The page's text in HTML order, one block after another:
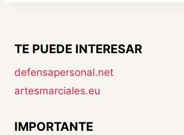
TE PUEDE INTERESAR
defensapersonal.net
artesmarciales.eu
IMPORTANTE